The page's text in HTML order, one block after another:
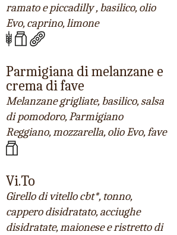
ramato e piccadilly , basilico, olio
Evo, caprino, limone
Parmigiana di melanzane e
crema di fave
Melanzane grigliate, basilico, salsa
di pomodoro, Parmigiano
Reggiano, mozzarella, olio Evo, fave
Vi.To
Girello di vitello cbt*, tonno,
cappero disidratato, acciughe
disidratate, maionese e ristretto di